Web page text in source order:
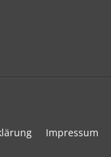
Impressum